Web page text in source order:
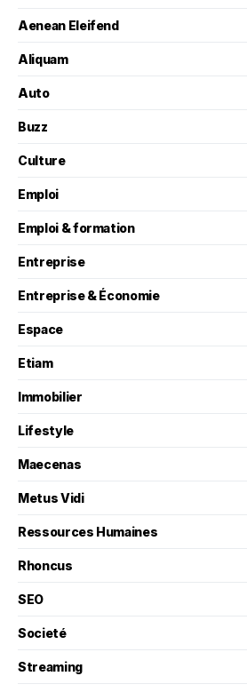
Aenean Eleifend
Aliquam
Auto
Buzz
Culture
Emploi
Emploi & formation
Entreprise
Entreprise & Économie
Espace
Etiam
Immobilier
Lifestyle
Maecenas
Metus Vidi
Ressources Humaines
Rhoncus
SEO
Societé
Streaming